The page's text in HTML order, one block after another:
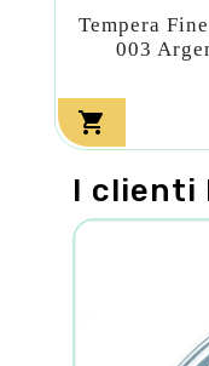
Tempera
003

I clienti